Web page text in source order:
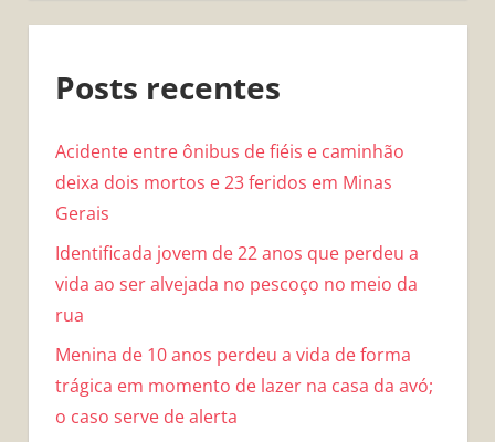
Posts recentes
Acidente entre ônibus de fiéis e caminhão
deixa dois mortos e 23 feridos em Minas
Gerais
Identificada jovem de 22 anos que perdeu a
vida ao ser alvejada no pescoço no meio da
rua
Menina de 10 anos perdeu a vida de forma
trágica em momento de lazer na casa da avó;
o caso serve de alerta